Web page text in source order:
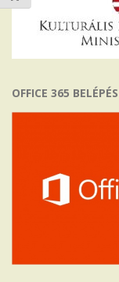
OFFICE 365 BELÉPÉS